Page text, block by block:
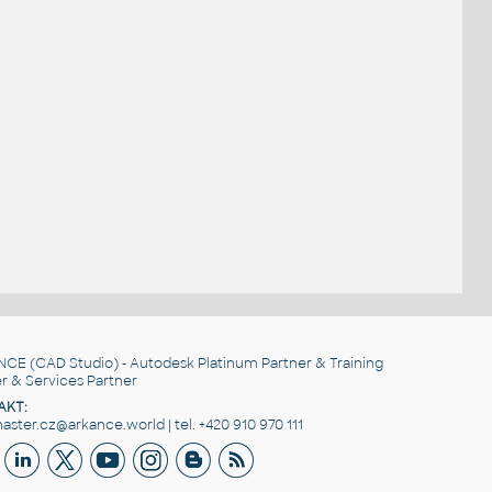
(CAD Studio) - Autodesk Platinum Partner & Training
& Services Partner
| tel. +420 910 970 111